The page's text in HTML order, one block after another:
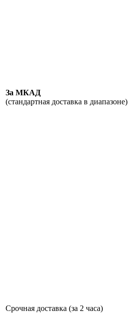
За МКАД
(стандартная доставка в диапазоне)
Срочная доставка (за 2 часа)